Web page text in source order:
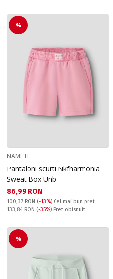
%
NAME IT
Pantaloni scurti Nkfharmonia
Sweat Box Unb
Текуща цена:
86,99 RON
100,37 RON (-13%) Cel mai bun pret
Pret obisnuit:
133,84 RON (-35%) Pret obisnuit
%